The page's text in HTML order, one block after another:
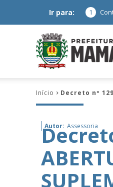
Ir para: 1
Início Decreto nº
Autor: Assessoria